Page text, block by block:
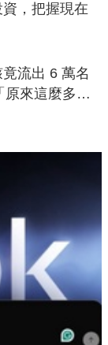
，把握現在
竟流出 6 萬名
原來這麼多人